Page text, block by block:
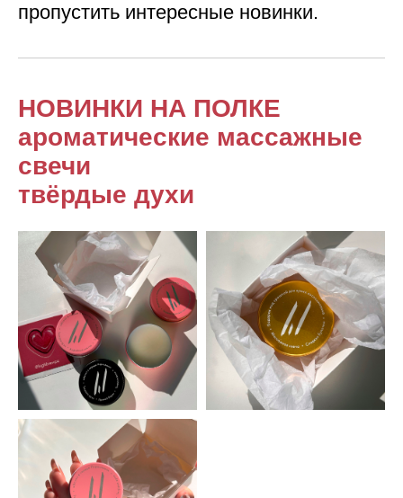
пропустить интересные новинки.
НОВИНКИ НА ПОЛКЕ
ароматические массажные
свечи
твёрдые духи